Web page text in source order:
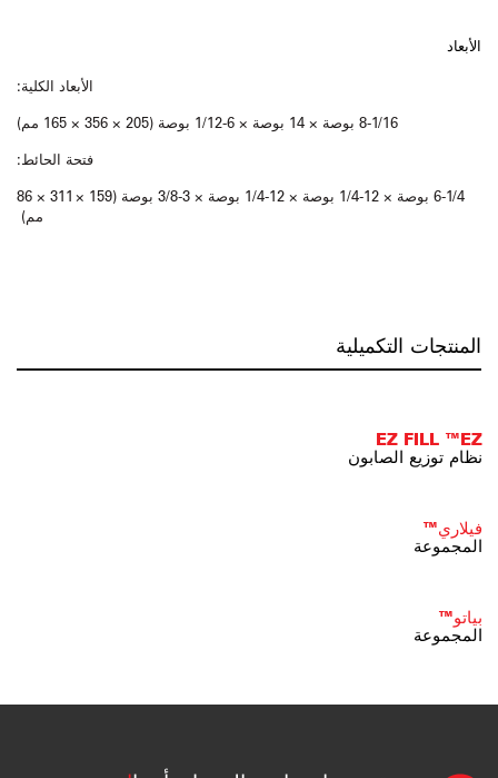
الأبعاد
الأبعاد الكلية:
8-1/16 بوصة × 14 بوصة × 6-1/12 بوصة (205 × 356 × 165 مم)
فتحة الحائط:
6-1/4 بوصة × 12-1/4 بوصة × 12-1/4 بوصة × 3-3/8 بوصة (159 × 311 × 86
مم)
المنتجات التكميلية
EZ FILL ™EZ
نظام توزيع الصابون
فيلاري™
المجموعة
بياتو™
المجموعة